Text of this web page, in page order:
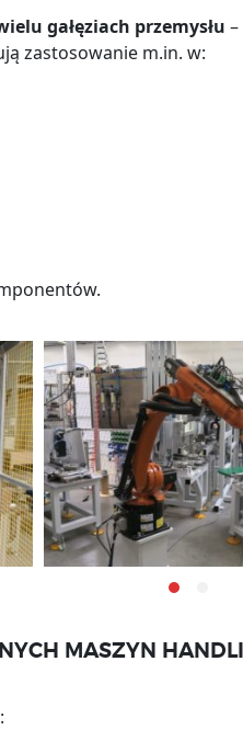
gałęziach przemysłu
zastosowanie m.in. w:
MASZYN